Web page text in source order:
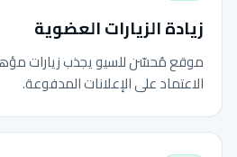
زيادة الزيارات العضوية
موقع مُحسّن للسيو يجذب زيارات
الاعتماد على الإعلانات المدفوعة.